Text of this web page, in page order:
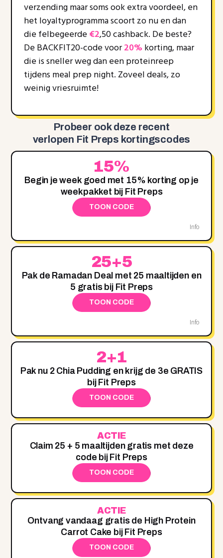
verzending maar soms ook extra voordeel, en
het loyaltyprogramma scoort zo nu en dan
die felbegeerde€2,50 cashback. De beste?
De BACKFIT20-code voor20%korting, maar
die is sneller weg dan een proteinreep
tijdens meal prep night. Zoveel deals, zo
weinig vriesruimte!
Probeer ook deze recent
verlopen Fit Preps kortingscodes
15%
Begin je week goed met 15% korting op je
weekpakket bij Fit Preps
TOON CODE
Info
25+5
Pak de Ramadan Deal met 25 maaltijden en
5 gratis bij Fit Preps
TOON CODE
Info
2+1
Pak nu 2 Chia Pudding en krijg de 3e GRATIS
bij Fit Preps
TOON CODE
ACTIE
Claim 25 + 5 maaltijden gratis met deze
code bij Fit Preps
TOON CODE
ACTIE
Ontvang vandaag gratis de High Protein
Carrot Cake bij Fit Preps
TOON CODE